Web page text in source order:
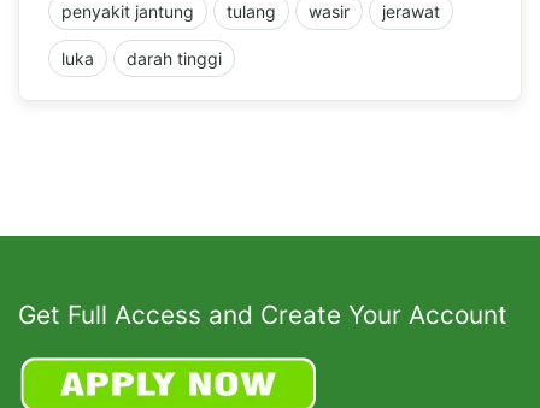
penyakit jantung tulang wasir jerawat
luka darah tinggi
Get Full Access and Create Your Account